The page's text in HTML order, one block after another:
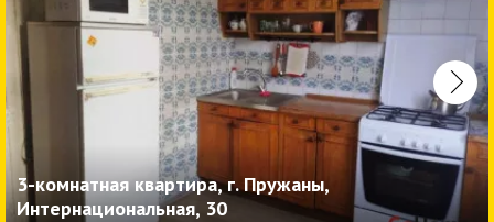
3-комнатная квартира, г. Пружаны,
Интернациональная, 30